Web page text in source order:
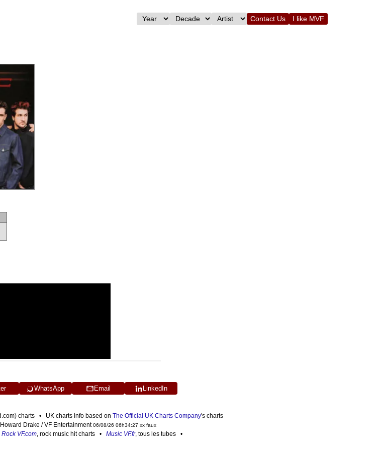
Contact Us I like MVF
WhatsApp Email LinkedIn
charts • UK charts info based on The Official UK Charts Company's charts
Drake / VF Entertainment06/08/26 06h34:27 xx faux
Rock VF.com, rock music hit charts • Music VF.fr, tous les tubes •